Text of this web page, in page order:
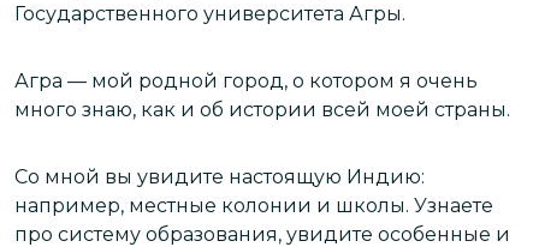
Государственного университета Агры.
Агра — мой родной город, о котором я очень
много знаю, как и об истории всей моей страны.
Со мной вы увидите настоящую Индию:
например, местные колонии и школы. Узнаете
про систему образования, увидите особенные и